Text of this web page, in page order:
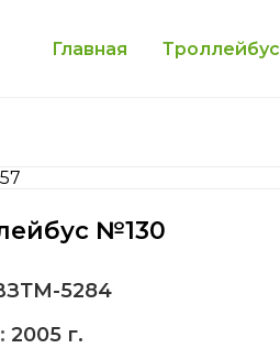
Главная Троллейбус
№130
5284
2005 г.